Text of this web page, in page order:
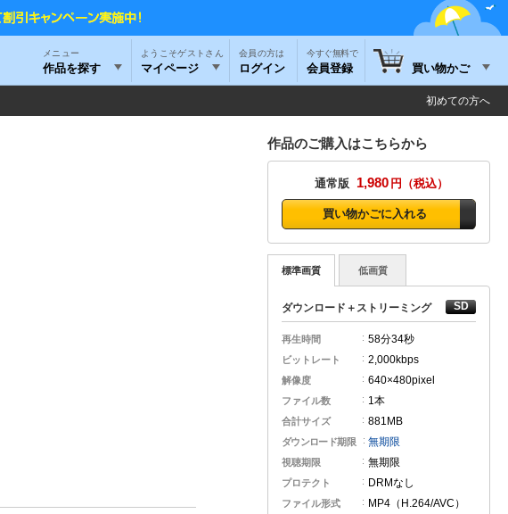
メニュー
作品を探す
ようこそゲストさん
マイページ ログイン
今すぐ無料で
会員登録 買い物かご
初めての方へ
作品のご購入はこちらから
通常版 1,980 円
買い物かごに入れる
標準画質 低画質
ダウンロード＋ストリーミング
再生時間 58分34秒
ビットレート 2,000kbps
解像度 640×480pixel
ファイル数 1本
合計サイズ 881MB
ダウンロード期限 無期限
視聴期限 無期限
プロテクト DRMなし
ファイル形式 MP4（H.264/AVC ）